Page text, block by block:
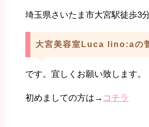
埼玉県さいたま市大宮駅徒歩3
大宮美容室Luca lino:aの
です。宜しくお願い致します。
初めましての方は→ コチラ